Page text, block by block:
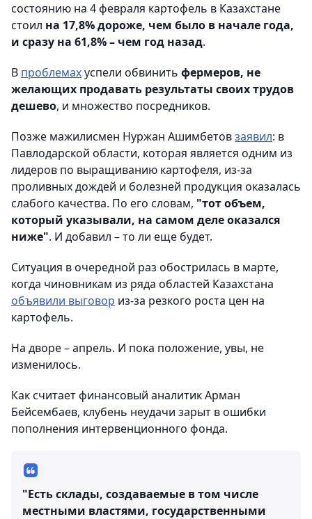
состоянию на 4 февраля картофель в Казахстане
стоил на 17,8% дороже, чем было в начале года,
и сразу на 61,8% – чем год назад.
В проблемахуспели обвинить фермеров, не
желающих продавать результаты своих трудов
дешево, и множество посредников.
Позже мажилисмен Нуржан Ашимбетовзаявил: в
Павлодарской области, которая является одним из
лидеров по выращиванию картофеля, из-за
проливных дождей и болезней продукция оказалась
слабого качества. По его словам, "тот объем,
который указывали, на самом деле оказался
ниже". И добавил – то ли еще будет.
Ситуация в очередной раз обострилась в марте,
когда чиновникам из ряда областей Казахстана
объявили выговор из-за резкого роста цен на
картофель.
На дворе – апрель. И пока положение, увы, не
изменилось.
Как считает финансовый аналитик Арман
Бейсембаев, клубень неудачи зарыт в ошибки
пополнения интервенционного фонда.
"Есть склады, создаваемые в том числе
местными властями, государственными